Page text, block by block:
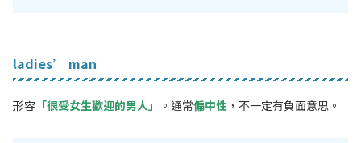
ladies’ man
形容 「很受女生歡迎的男人」 。通常偏中性 ，不一定有負面意思。